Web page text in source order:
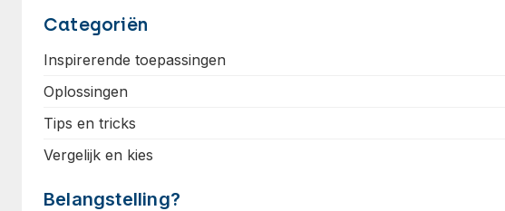
Categoriën
Inspirerende toepassingen
Oplossingen
Tips en tricks
Vergelijk en kies
Belangstelling?